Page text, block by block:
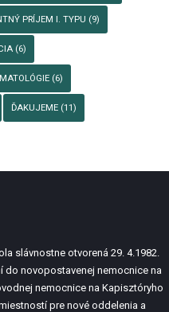
PRÍJEM I. TYPU (9)
(6)
(6)
ĎAKUJEME (11)
slávnostne otvorená 29. 4.1982.
do novopostavenej nemocnice na
nemocnice na Kapisztóryho
pre nové oddelenia a